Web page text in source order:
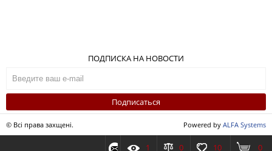
ПОДПИСКА НА НОВОСТИ
Подписаться
© Всі права захщені. Powered by ALFA Systems
1 0 10 0